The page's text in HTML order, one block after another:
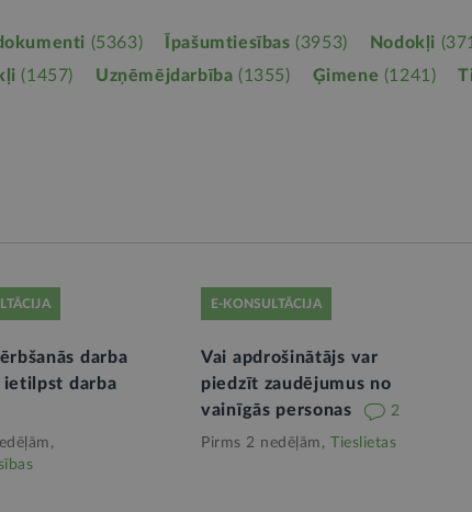
(5363) Īpašumtiesības (3953) Nodokļi
(1457) Uzņēmējdarbība (1355) Ģimene (1241)
darba
ietilpst darba
E-KONSULTĀCIJA
Vai apdrošinātājs var
piedzīt zaudējumus no
vainīgās personas
2
Pirms 2 nedēļām, Tieslietas